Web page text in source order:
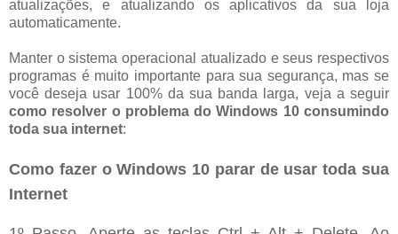
atualizações, e atualizando os aplicativos da sua loja
automaticamente.
Manter o sistema operacional atualizado e seus respectivos
programas é muito importante para sua segurança, mas se
você deseja usar 100% da sua banda larga, veja a seguir
como resolver o problema do Windows 10 consumindo
toda sua internet:
Como fazer o Windows 10 parar de usar toda sua
Internet